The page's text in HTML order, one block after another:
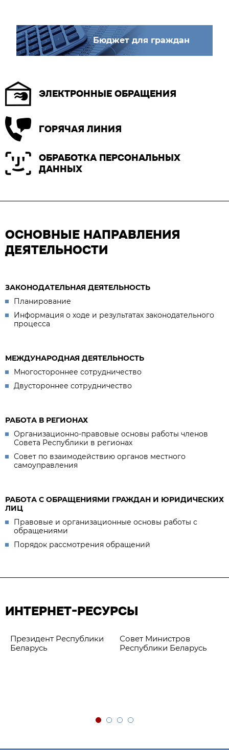
Бюджет для граждан
ЭЛЕКТРОННЫЕ ОБРАЩЕНИЯ
ГОРЯЧАЯ ЛИНИЯ
ОБРАБОТКА ПЕРСОНАЛЬНЫХ
ДАННЫХ
ОСНОВНЫЕ НАПРАВЛЕНИЯ
ДЕЯТЕЛЬНОСТИ
ЗАКОНОДАТЕЛЬНАЯ ДЕЯТЕЛЬНОСТЬ
Планирование
Информация о ходе и результатах законодательного
процесса
МЕЖДУНАРОДНАЯ ДЕЯТЕЛЬНОСТЬ
Многостороннее сотрудничество
Двустороннее сотрудничество
РАБОТА В РЕГИОНАХ
Организационно-правовые основы работы членов
Совета Республики в регионах
Совет по взаимодействию органов местного
самоуправления
РАБОТА С ОБРАЩЕНИЯМИ ГРАЖДАН И ЮРИДИЧЕСКИХ
ЛИЦ
Правовые и организационные основы работы с
обращениями
Порядок рассмотрения обращений
ИНТЕРНЕТ-РЕСУРСЫ
Президент Республики
Беларусь
Совет Министров
Республики Беларусь